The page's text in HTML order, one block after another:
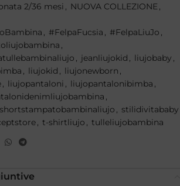
2/36 mesi , NUOVA COLLEZIONE,
, #FelpaFucsia , #FelpaLiuJo ,
,
, jeanliujokid , liujobaby ,
, liujokid , liujonewborn ,
, liujopantaloni , liujopantalonibimba ,
,
shortstampatobambinaliujo , stilidivitababy
, t-shirtliujo , tulleliujobambina